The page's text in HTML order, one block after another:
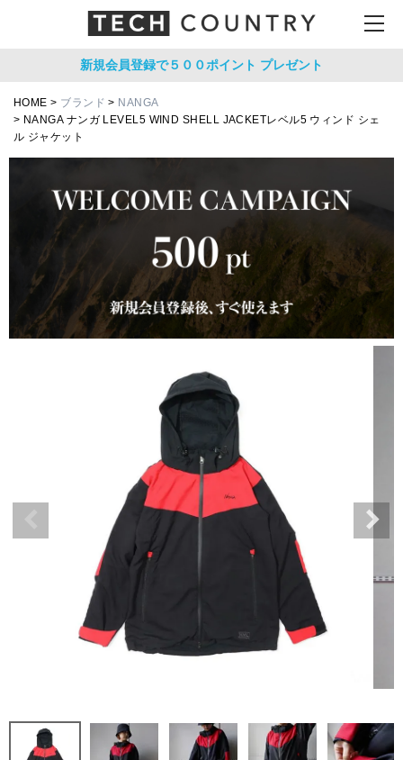
新規会員登録で５００ポイント プレゼント
HOME ブランド
NANGA
NANGA ナンガ LEVEL5 WIND SHELL JACKETレベル5 ウィンド シェ
ル ジャケット